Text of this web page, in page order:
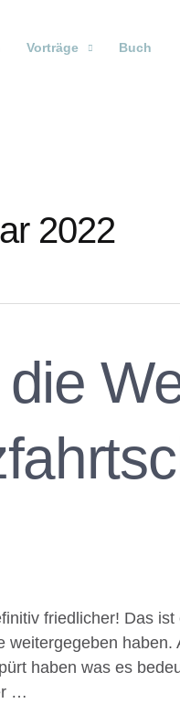
Vorträge Buch
2022
friedlicher! Das
weitergegeben
haben was es
…